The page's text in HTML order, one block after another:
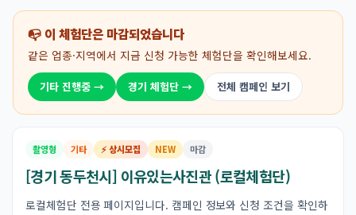
📭 이 체험단은 마감되었습니다
같은 업종·지역에서 지금 신청 가능한 체험단을 확인해보세요.
기타 진행중 → 경기 체험단 → 전체 캠페인 보기
촬영형 기타 ⚡ 상시모집 NEW 마감
[경기 동두천시] 이유있는사진관 (로컬체험단)
로컬체험단 전용 페이지입니다. 캠페인 정보와 신청 조건을 확인하